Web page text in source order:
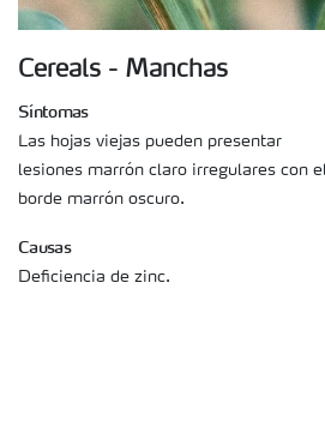
Cereals - Manchas
Síntomas
Las hojas viejas pueden presentar
lesiones marrón claro irregulares con el
borde marrón oscuro.
Causas
Deficiencia de zinc.